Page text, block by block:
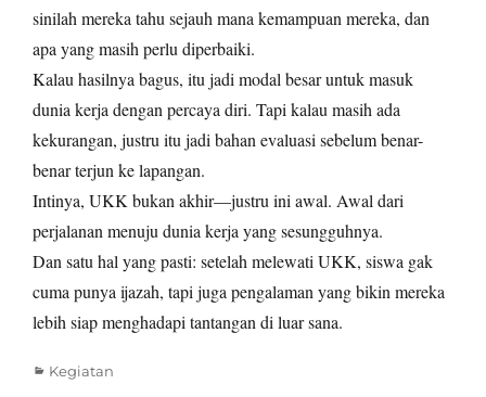
sinilah mereka tahu sejauh mana kemampuan mereka, dan
apa yang masih perlu diperbaiki.
Kalau hasilnya bagus, itu jadi modal besar untuk masuk
dunia kerja dengan percaya diri. Tapi kalau masih ada
kekurangan, justru itu jadi bahan evaluasi sebelum benar-
benar terjun ke lapangan.
Intinya, UKK bukan akhir—justru ini awal. Awal dari
perjalanan menuju dunia kerja yang sesungguhnya.
Dan satu hal yang pasti: setelah melewati UKK, siswa gak
cuma punya ijazah, tapi juga pengalaman yang bikin mereka
lebih siap menghadapi tantangan di luar sana.
Categories
Kegiatan